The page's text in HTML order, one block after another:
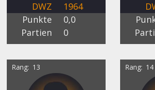
DWZ
1964
Punkte
0,0
Partien
0
Rang 13 Rang 14